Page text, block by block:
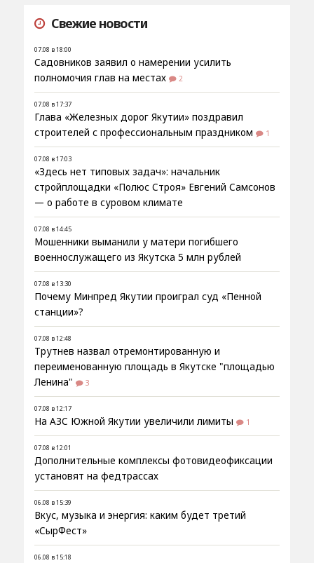
Свежие новости
07.08 в 18:00
Садовников заявил о намерении усилить
полномочия глав на местах
2
07.08 в 17:37
Глава «Железных дорог Якутии» поздравил
строителей с профессиональным праздником
1
07.08 в 17:03
«Здесь нет типовых задач»: начальник
стройплощадки «Полюс Строя» Евгений Самсонов
— о работе в суровом климате
07.08 в 14:45
Мошенники выманили у матери погибшего
военнослужащего из Якутска 5 млн рублей
07.08 в 13:30
Почему Минпред Якутии проиграл суд «Пенной
станции»?
07.08 в 12:48
Трутнев назвал отремонтированную и
переименованную площадь в Якутске "площадью
Ленина"
3
07.08 в 12:17
На АЗС Южной Якутии увеличили лимиты 1
07.08 в 12:01
Дополнительные комплексы фотовидеофиксации
установят на федтрассах
06.08 в 15:39
Вкус, музыка и энергия: каким будет третий
«СырФест»
06.08 в 15:18